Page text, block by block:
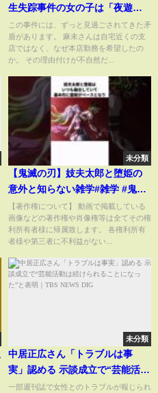
生失踪事件の女の子は「夜遊び
ばかりで帰らず」
この事件には、ずっと見過ごされてきた矛
盾があります。 麻未さんは自宅近くの支
店ではなく、なぜ本店勤務を希望したの
か。 その理由付けが不自然だ...
未分類
【鬼滅の刃】妓夫太郎と堕姫の
意外と知らない雑学#雑学 #鬼滅
の刃
【著作権について】 動画で掲載している
画像などの著作権や肖像権等は全てその権
利所有者様に帰属致します。 各権利所有
者様や第三者に不利益がない...
未分類
中居正広さん「トラブルは事
実」認める 示談成立で“芸能活動
は続けられることになった”と表
一部週刊誌で女性とのトラブルが報じられ